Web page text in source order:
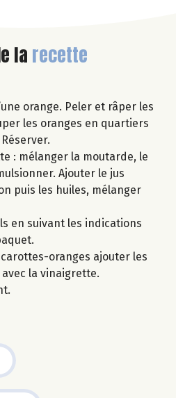
larecette
orange. Peler et râper les
les oranges en quartiers
: mélanger la moutarde, le
Ajouter le jus
puis les huiles, mélanger
en suivant les indications
oranges ajouter les
la vinaigrette.